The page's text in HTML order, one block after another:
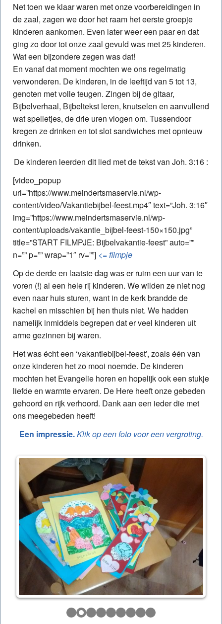
Net toen we klaar waren met onze voorbereidingen in
de zaal, zagen we door het raam het eerste groepje
kinderen aankomen. Even later weer een paar en dat
ging zo door tot onze zaal gevuld was met 25 kinderen.
Wat een bijzondere zegen was dat!
En vanaf dat moment mochten we ons regelmatig
verwonderen. De kinderen, in de leeftijd van 5 tot 13,
genoten met volle teugen. Zingen bij de gitaar,
Bijbelverhaal, Bijbeltekst leren, knutselen en aanvullend
wat spelletjes, de drie uren vlogen om. Tussendoor
kregen ze drinken en tot slot sandwiches met opnieuw
drinken.
De kinderen leerden dit lied met de tekst van Joh. 3:16 :
[video_popup
url=”https://www.meindertsmaservie.nl/wp-
content/video/Vakantiebijbel-feest.mp4″ text=”Joh. 3:16″
img=”https://www.meindertsmaservie.nl/wp-
content/uploads/vakantie_bijbel-feest-150×150.jpg”
title=”START FILMPJE: Bijbelvakantie-feest” auto=””
n=”” p=”” wrap=”1″ rv=””] <= filmpje
Op de derde en laatste dag was er ruim een uur van te
voren (!) al een hele rij kinderen. We wilden ze niet nog
even naar huis sturen, want in de kerk brandde de
kachel en misschien bij hen thuis niet. We hadden
namelijk inmiddels begrepen dat er veel kinderen uit
arme gezinnen bij waren.
Het was écht een ‘vakantiebijbel-feest’, zoals één van
onze kinderen het zo mooi noemde. De kinderen
mochten het Evangelie horen en hopelijk ook een stukje
liefde en warmte ervaren. De Here heeft onze gebeden
gehoord en rijk verhoord. Dank aan een ieder die met
ons meegebeden heeft!
Een impressie.Klik op een foto voor een vergroting.